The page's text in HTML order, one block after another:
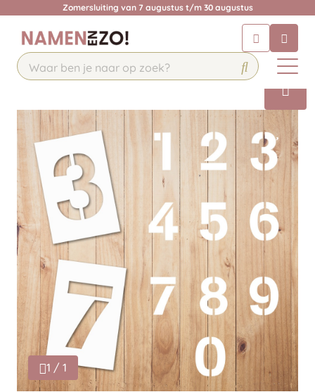
Zomersluiting van 7 augustus t/m 30 augustus
Chat 24/7 met onze chatbot voor
hulp
Contact
1 / 1